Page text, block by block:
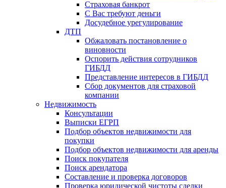
Страховая банкрот
С Вас требуют деньги
Досудебное урегулирование
ДТП
Обжаловать постановление о
виновности
Оспорить действия сотрудников
ГИБДД
Представление интересов в ГИБДД
Сбор документов для страховой
компании
Недвижимость
Консультации
Выписки ЕГРП
Подбор объектов недвижимости для
покупки
Подбор объектов недвижимости для аренды
Поиск покупателя
Поиск арендатора
Составление и проверка договоров
Проверка юридической чистоты сделки